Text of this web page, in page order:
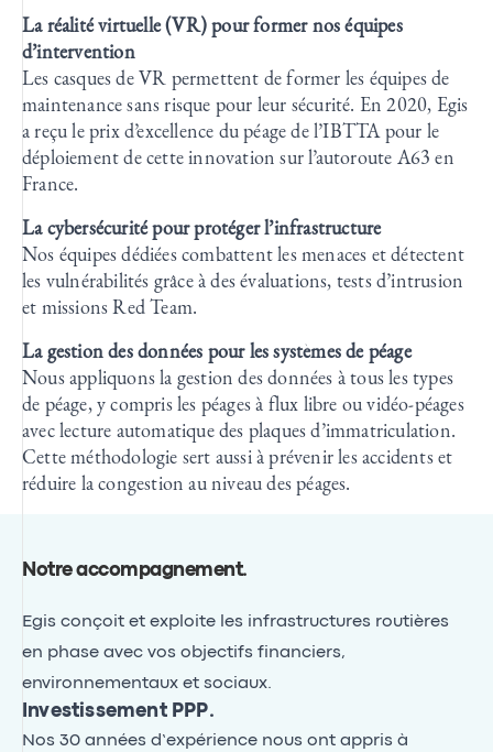
La réalité virtuelle (VR) pour former nos équipes
d’intervention
Les casques de VR permettent de former les équipes de
maintenance sans risque pour leur sécurité. En 2020, Egis
a reçu le prix d’excellence du péage de l’IBTTA pour le
déploiement de cette innovation sur l’autoroute A63 en
France.
La cybersécurité pour protéger l’infrastructure
Nos équipes dédiées combattent les menaces et détectent
les vulnérabilités grâce à des évaluations, tests d’intrusion
et missions Red Team.
La gestion des données pour les systèmes de péage
Nous appliquons la gestion des données à tous les types
de péage, y compris les péages à flux libre ou vidéo-péages
avec lecture automatique des plaques d’immatriculation.
Cette méthodologie sert aussi à prévenir les accidents et
réduire la congestion au niveau des péages.
Notre accompagnement.
Egis conçoit et exploite les infrastructures routières
en phase avec vos objectifs financiers,
environnementaux et sociaux.
Investissement PPP.
Nos 30 années d’expérience nous ont appris à